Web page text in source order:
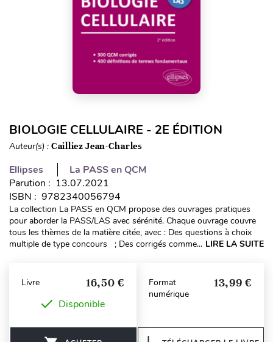
BIOLOGIE CELLULAIRE - 2E ÉDITION
Auteur(s) : Cailliez Jean-Charles
Ellipses
La PASS en QCM
Parution : 13.07.2021
ISBN : 9782340056794
La collection La PASS en QCM propose des ouvrages pratiques
pour aborder la PASS/LAS avec sérénité. Chaque ouvrage couvre
tous les thèmes de la matière citée, avec : Des questions à choix
multiple de type concours ; Des corrigés comme... LIRE LA SUITE
Livre 16,50 €
Disponible
Format
numérique
13,99 €